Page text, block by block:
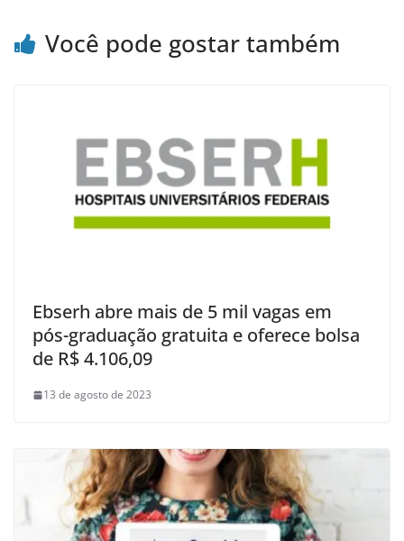
Você pode gostar também
Ebserh abre mais de 5 mil vagas em
pós-graduação gratuita e oferece bolsa
de R$ 4.106,09
13 de agosto de 2023